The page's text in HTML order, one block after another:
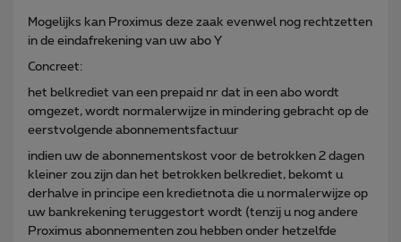
Mogelijks kan Proximus deze zaak evenwel nog rechtzetten
in de eindafrekening van uw abo Y
Concreet:
het belkrediet van een prepaid nr dat in een abo wordt
omgezet, wordt normalerwijze in mindering gebracht op de
eerstvolgende abonnementsfactuur
indien uw de abonnementskost voor de betrokken 2 dagen
kleiner zou zijn dan het betrokken belkrediet, bekomt u
derhalve in principe een kredietnota die u normalerwijze op
uw bankrekening teruggestort wordt (tenzij u nog andere
Proximus abonnementen zou hebben onder hetzelfde